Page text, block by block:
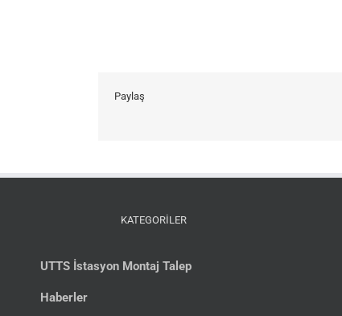
Paylaş
KATEGORİLER
UTTS İstasyon Montaj Talep
Haberler